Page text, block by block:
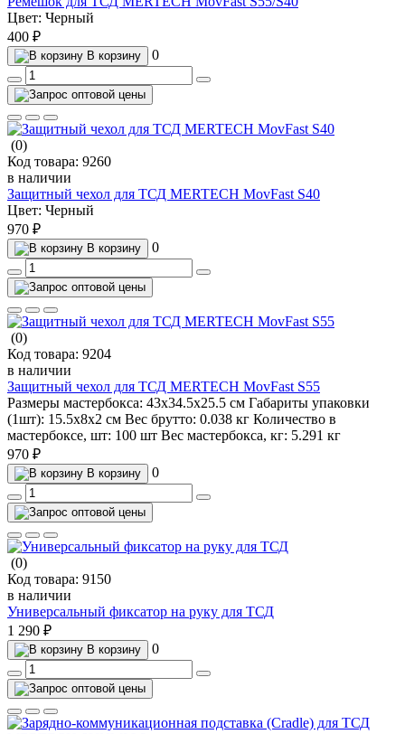
Цвет: Черный
400 ₽
В корзину 0
(0)
Код товара: 9260
в наличии
Защитный чехол для ТСД MERTECH MovFast S40
Цвет: Черный
970 ₽
В корзину 0
(0)
Код товара: 9204
в наличии
Защитный чехол для ТСД MERTECH MovFast S55
Размеры мастербокса: 43х34.5х25.5 см Габариты упаковки
(1шт): 15.5х8х2 см Вес брутто: 0.038 кг Количество в
мастербоксе, шт: 100 шт Вес мастербокса, кг: 5.291 кг
970 ₽
В корзину 0
(0)
Код товара: 9150
в наличии
Универсальный фиксатор на руку для ТСД
1 290 ₽
В корзину 0